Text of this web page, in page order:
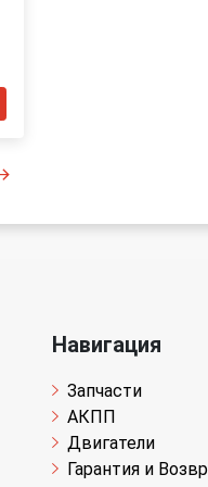
Навигация
Запчасти
АКПП
Двигатели
Гарантия и